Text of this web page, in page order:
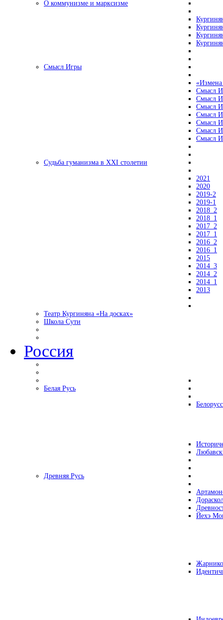
О коммунизме и марксизме
Смысл Игры
«Измена
Смысл
Смысл
Смысл
Смысл
Смысл
Смысл
Смысл
Судьба гуманизма в XXI столетии
2021
2020
2019-2
2019-1
2018_2
2018_1
2017_2
2017_1
2016_2
2016_1
2015
2014_3
2014_2
2014_1
2013
Театр Кургиняна «На досках»
Школа Сути
Россия
Белая Русь
Древняя Русь
Йехэ